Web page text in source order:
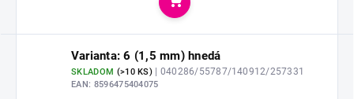
Do košíka
Varianta: 6 (1,5 mm) hnedá
SKLADOM (>10 KS) | 040286/55787/140912/257331
EAN: 8596475404075